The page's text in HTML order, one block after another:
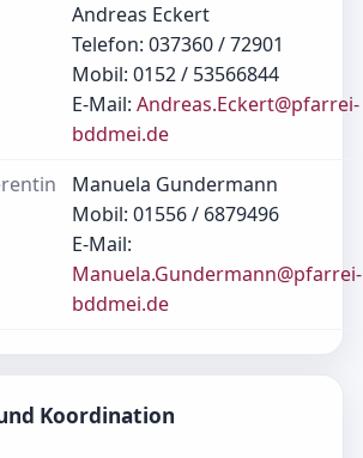
Andreas Eckert
Telefon: 037360 / 72901
Mobil: 0152 / 53566844
E-Mail: Andreas.Eckert@pfarrei-
bddmei.de
Manuela Gundermann
Mobil: 01556 / 6879496
E-Mail:
Manuela.Gundermann@pfarrei-
bddmei.de
Koordination